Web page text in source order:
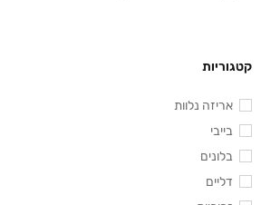
קטגוריות
אריזה נלוות
בייבי
בלונים
דליים